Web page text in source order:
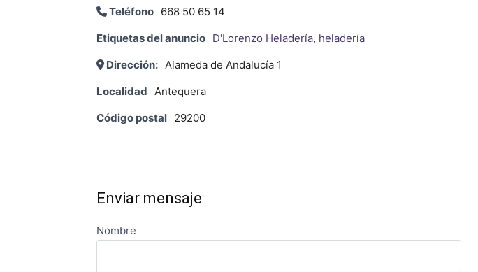
Teléfono 668 50 65 14
Etiquetas del anuncio D'Lorenzo Heladería, heladería
Dirección: Alameda de Andalucía 1
Localidad Antequera
Código postal 29200
Enviar mensaje
Nombre